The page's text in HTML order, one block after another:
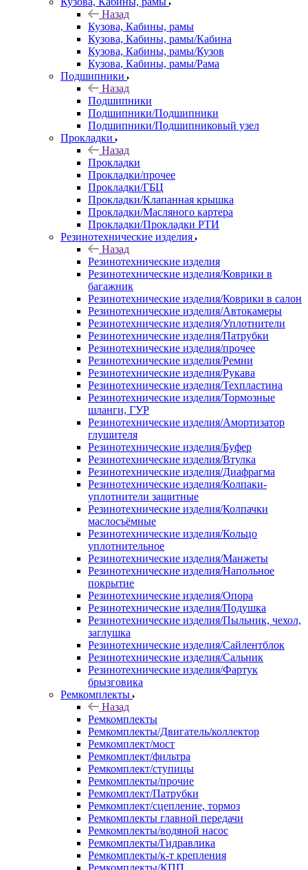
Назад
Кузова, Кабины, рамы
Кузова, Кабины, рамы/Кабина
Кузова, Кабины, рамы/Кузов
Кузова, Кабины, рамы/Рама
Подшипники
Назад
Подшипники
Подшипники/Подшипники
Подшипники/Подшипниковый узел
Прокладки
Назад
Прокладки
Прокладки/прочее
Прокладки/ГБЦ
Прокладки/Клапанная крышка
Прокладки/Масляного картера
Прокладки/Прокладки РТИ
Резинотехнические изделия
Назад
Резинотехнические изделия
Резинотехнические изделия/Коврики в
багажник
Резинотехнические изделия/Коврики в салон
Резинотехнические изделия/Автокамеры
Резинотехнические изделия/Уплотнители
Резинотехнические изделия/Патрубки
Резинотехнические изделия/прочее
Резинотехнические изделия/Ремни
Резинотехнические изделия/Рукава
Резинотехнические изделия/Техпластина
Резинотехнические изделия/Тормозные
шланги, ГУР
Резинотехнические изделия/Амортизатор
глушителя
Резинотехнические изделия/Буфер
Резинотехнические изделия/Втулка
Резинотехнические изделия/Диафрагма
Резинотехнические изделия/Колпаки-
уплотнители защитные
Резинотехнические изделия/Колпачки
маслосъёмные
Резинотехнические изделия/Кольцо
уплотнительное
Резинотехнические изделия/Манжеты
Резинотехнические изделия/Напольное
покрытие
Резинотехнические изделия/Опора
Резинотехнические изделия/Подушка
Резинотехнические изделия/Пыльник, чехол,
заглушка
Резинотехнические изделия/Сайлентблок
Резинотехнические изделия/Сальник
Резинотехнические изделия/Фартук
брызговика
Ремкомплекты
Назад
Ремкомплекты
Ремкомплекты/Двигатель/коллектор
Ремкомплект/мост
Ремкомплект/фильтра
Ремкомплект/ступицы
Ремкомплекты/прочие
Ремкомплект/Патрубки
Ремкомплект/сцепление, тормоз
Ремкомплекты главной передачи
Ремкомплекты/водяной насос
Ремкомплекты/Гидравлика
Ремкомплекты/к-т крепления
Ремкомплекты/КПП